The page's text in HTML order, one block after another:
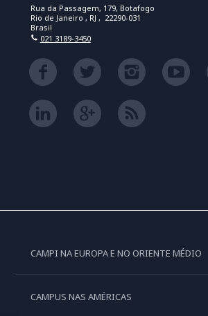
Rua da Passagem, 179, Botafogo
Rio de Janeiro , RJ , 22290-031
Brasil
021 3189-3450
CAMPI NA EUROPA E NO ORIENTE MÉDIO
CAMPUS NAS AMÉRICAS